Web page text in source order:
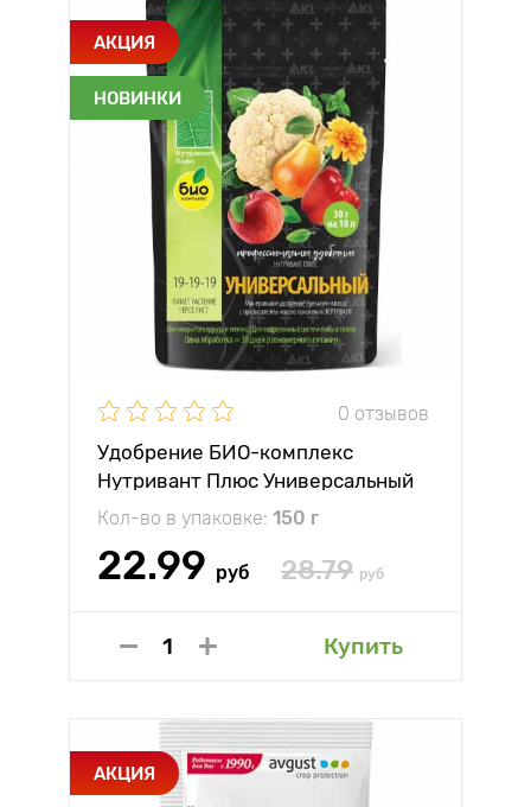
АКЦИЯ
НОВИНКИ
0 отзывов
Удобрение БИО-комплекс
Нутривант Плюс Универсальный
Кол-во в упаковке: 150 г
22.99 руб 28.79 руб
Купить
АКЦИЯ